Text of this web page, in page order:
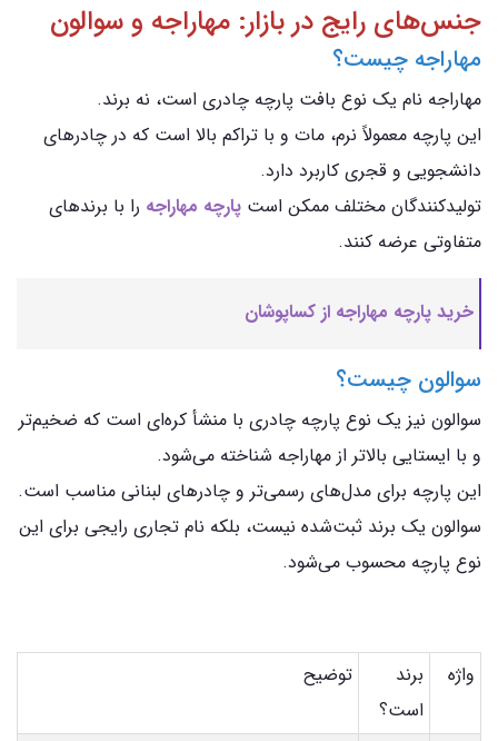
جنس‌های رایج در بازار: مهاراجه و سوالون
مهاراجه چیست؟
مهاراجه نام یک نوع بافت پارچه چادری است، نه برند.
این پارچه معمولاً نرم، مات و با تراکم بالا است که در چادرهای
دانشجویی و قجری کاربرد دارد.
تولیدکنندگان مختلف ممکن است پارچه مهاراجه را با برندهای
متفاوتی عرضه کنند.
خرید پارچه مهاراجه از کساپوشان
سوالون چیست؟
سوالون نیز یک نوع پارچه چادری با منشأ کره‌ای است که ضخیم‌تر
و با ایستایی بالاتر از مهاراجه شناخته می‌شود.
این پارچه برای مدل‌های رسمی‌تر و چادرهای لبنانی مناسب است.
سوالون یک برند ثبت‌شده نیست، بلکه نام تجاری رایجی برای این
نوع پارچه محسوب می‌شود.
واژه
برند
است؟
توضیح